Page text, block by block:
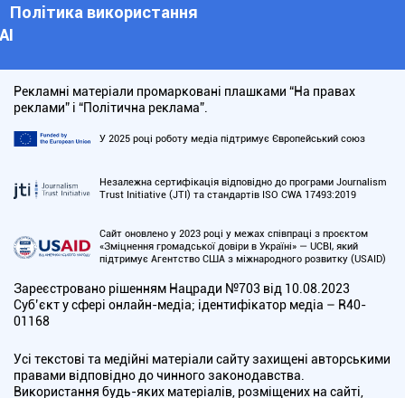
Політика використання
АІ
Рекламні матеріали промарковані плашками “На правах
реклами” і “Політична реклама”.
У 2025 році роботу медіа підтримує Європейський союз
Незалежна сертифікація відповідно до програми Journalism
Trust Initiative (JTI) та стандартів ISO CWA 17493:2019
Сайт оновлено у 2023 році у межах співпраці з проєктом
«Зміцнення громадської довіри в Україні» — UCBI, який
підтримує Агентство США з міжнародного розвитку (USAID)
Зареєстровано рішенням Нацради №703 від 10.08.2023
Cуб’єкт у сфері онлайн-медіа; ідентифікатор медіа – R40-
01168
Усі текстові та медійні матеріали сайту захищені авторськими
правами відповідно до чинного законодавства.
Використання будь-яких матеріалів, розміщених на сайті,